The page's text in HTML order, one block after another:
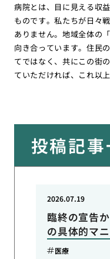
病院とは、目に見える収
ものです。私たちが日々
ありません。地域全体の
向き合っています。住民
てではなく、共にこの街
ていただければ、これ以
投稿記事
臨終の宣告
の具体的マ
2026.07.19
医療